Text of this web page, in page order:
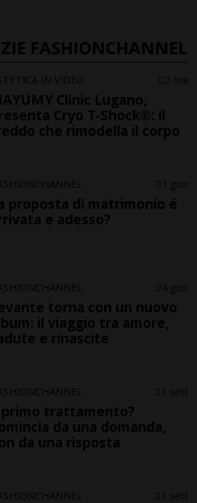
FASHIONCHANNEL
IN VIDEO 2 ore
Clinic Lugano,
Cryo T-Shock®: il
che rimodella il corpo
1 gior
proposta di matrimonio é
e adesso?
4 gior
torna con un nuovo
il viaggio tra amore,
e rinascite
1 sett
trattamento?
da una domanda,
da una risposta
1 sett